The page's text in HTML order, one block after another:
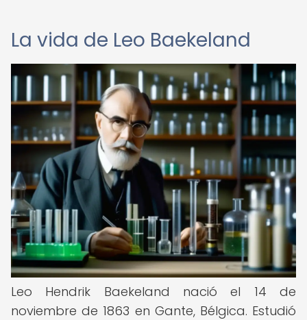
La vida de Leo Baekeland
Leo Hendrik Baekeland nació el 14 de
noviembre de 1863 en Gante, Bélgica. Estudió